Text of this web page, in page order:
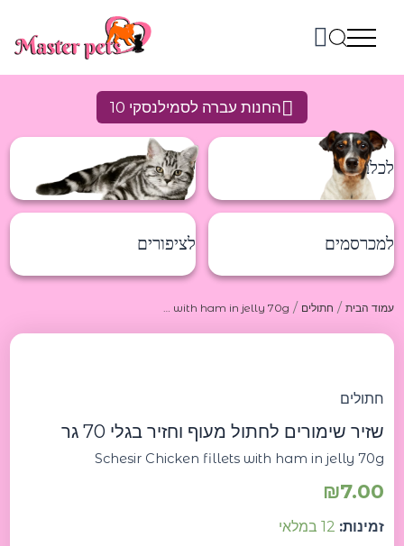
לתוכן
החנות עברה לסמילנסקי 10
לכלבים לחתולים
למכרסמים לציפורים
עמוד הבית/ חתולים / Schesir Chicken fillets with ham in jelly 70g שזיר שימורים לחתול מעוף וחזיר בגלי 70 גר
חתולים
שזיר שימורים לחתול מעוף וחזיר בגלי 70 גר
Schesir Chicken fillets with ham in jelly 70g
₪7.00
זמינות: 12 במלאי
with
ham
in